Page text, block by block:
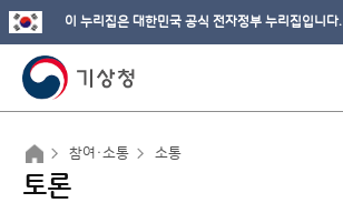
이 누리집은 대한민국 공식 전자정부 누리집입니다.
참여·소통 소통
토론